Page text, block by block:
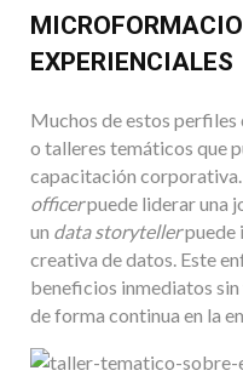
EXPERIENCIALES
Muchos de estos
o talleres temáticos que
capacitación corporativa.
officerpuede liderar una
un data storytellerpuede
creativa de datos. Este
beneficios inmediatos
de forma continua en la